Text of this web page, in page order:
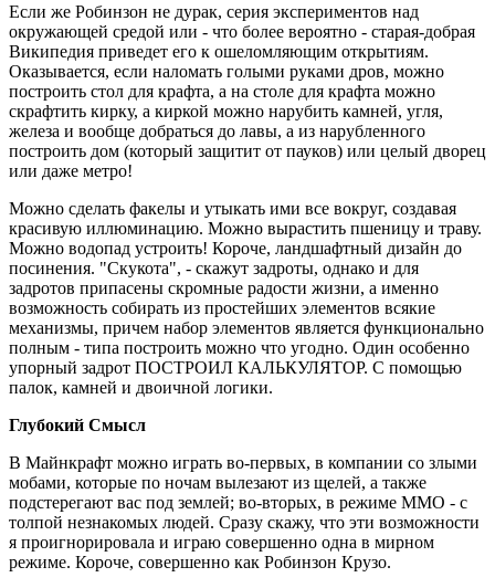
Если же Робинзон не дурак, серия экспериментов над
окружающей средой или - что более вероятно - старая-добрая
Википедия приведет его к ошеломляющим открытиям.
Оказывается, если наломать голыми руками дров, можно
построить стол для крафта, а на столе для крафта можно
скрафтить кирку, а киркой можно нарубить камней, угля,
железа и вообще добраться до лавы, а из нарубленного
построить дом (который защитит от пауков) или целый дворец
или даже метро!
Можно сделать факелы и утыкать ими все вокруг, создавая
красивую иллюминацию. Можно вырастить пшеницу и траву.
Можно водопад устроить! Короче, ландшафтный дизайн до
посинения. "Скукота", - скажут задроты, однако и для
задротов припасены скромные радости жизни, а именно
возможность собирать из простейших элементов всякие
механизмы, причем набор элементов является функционально
полным - типа построить можно что угодно. Один особенно
упорный задрот ПОСТРОИЛ КАЛЬКУЛЯТОР. С помощью
палок, камней и двоичной логики.
Глубокий Смысл
В Майнкрафт можно играть во-первых, в компании со злыми
мобами, которые по ночам вылезают из щелей, а также
подстерегают вас под землей; во-вторых, в режиме ММО - с
толпой незнакомых людей. Сразу скажу, что эти возможности
я проигнорировала и играю совершенно одна в мирном
режиме. Короче, совершенно как Робинзон Крузо.